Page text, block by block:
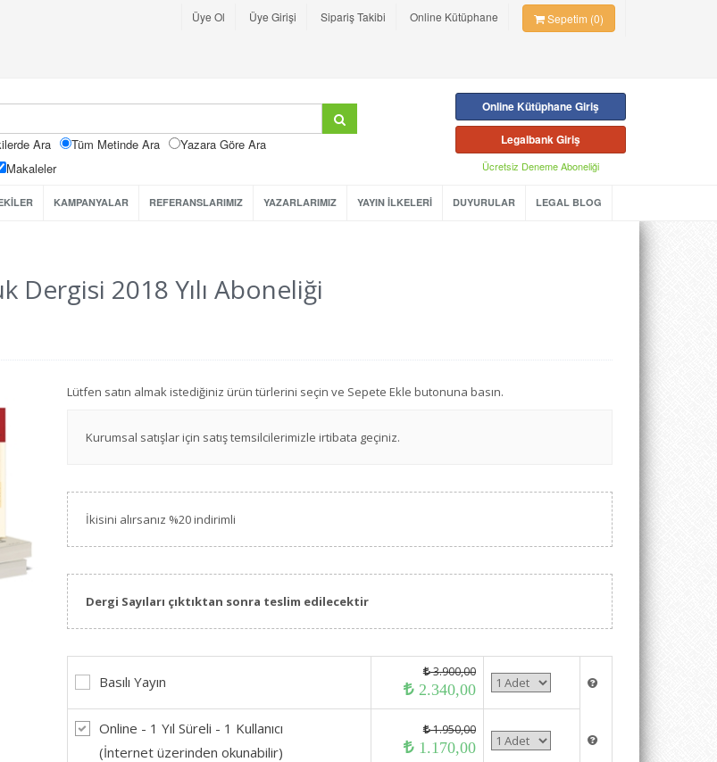
Üye Ol Üye Girişi Sipariş Takibi Online Kütüphane Sepetim (0)
Ara Tüm Metinde Ara
Yazara Göre Ara
Makaleler
Online Kütüphane Giriş
Legalbank Giriş
Ücretsiz Deneme Aboneliği
KAMPANYALAR REFERANSLARIMIZ YAZARLARIMIZ YAYIN İLKELERİ DUYURULAR LEGAL BLOG
Dergisi 2018 Yılı Aboneliği
Lütfen satın almak istediğiniz ürün türlerini seçin ve Sepete Ekle butonuna basın.
Kurumsal satışlar için satış temsilcilerimizle irtibata geçiniz.
İkisini alırsanız %20 indirimli
Dergi Sayıları çıktıktan sonra teslim edilecektir
Basılı Yayın
3.900,00
2.340,00
Online - 1 Yıl Süreli - 1 Kullanıcı
(İnternet üzerinden okunabilir)
1.950,00
1.170,00